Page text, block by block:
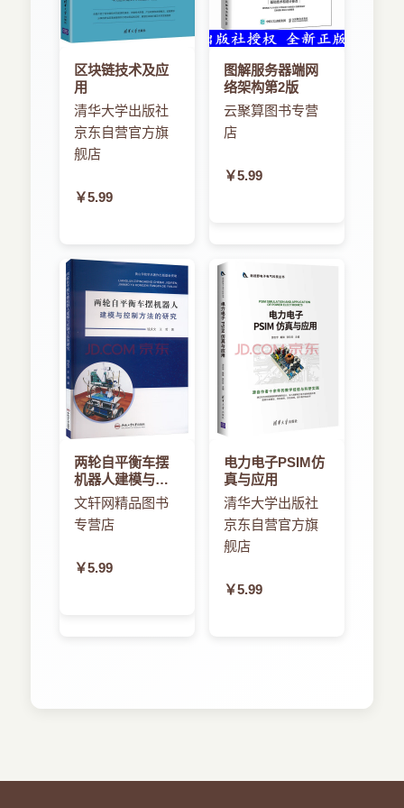
区块链技术及应
用
清华大学出版社
京东自营官方旗
舰店
￥5.99
图解服务器端网
络架构第2版
云聚算图书专营
店
￥5.99
两轮自平衡车摆
机器人建模与控
制方法的研究
文轩网精品图书
专营店
￥5.99
电力电子PSIM仿
真与应用
清华大学出版社
京东自营官方旗
舰店
￥5.99